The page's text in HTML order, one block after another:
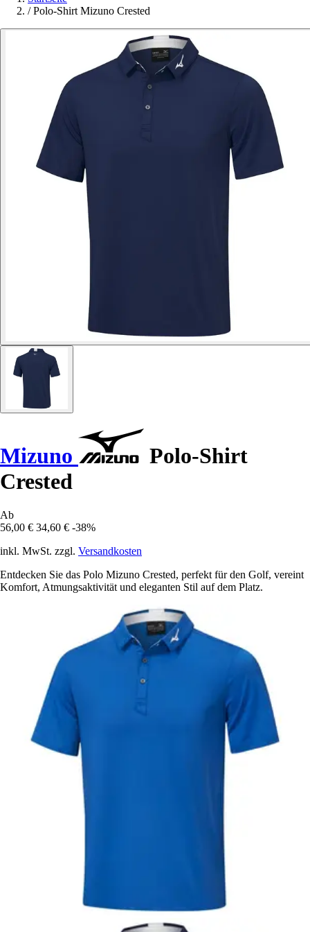
/ Polo-Shirt Mizuno Crested
Mizuno
Polo-Shirt
Crested
Ab
56,00 € 34,60 € -38%
inkl. MwSt. zzgl. Versandkosten
Entdecken Sie das Polo Mizuno Crested, perfekt für den Golf, vereint
Komfort, Atmungsaktivität und eleganten Stil auf dem Platz.